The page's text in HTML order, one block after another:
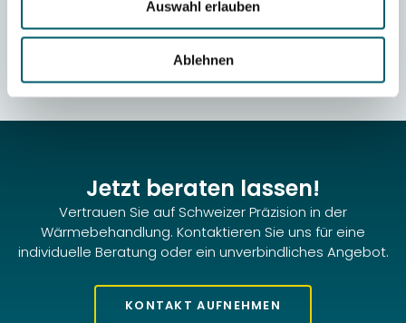
Auswahl erlauben
Ablehnen
Anwendung zu erzielen.
Jetzt beraten lassen!
Vertrauen Sie auf Schweizer Präzision in der
Wärmebehandlung. Kontaktieren Sie uns für eine
individuelle Beratung oder ein unverbindliches Angebot.
KONTAKT AUFNEHMEN